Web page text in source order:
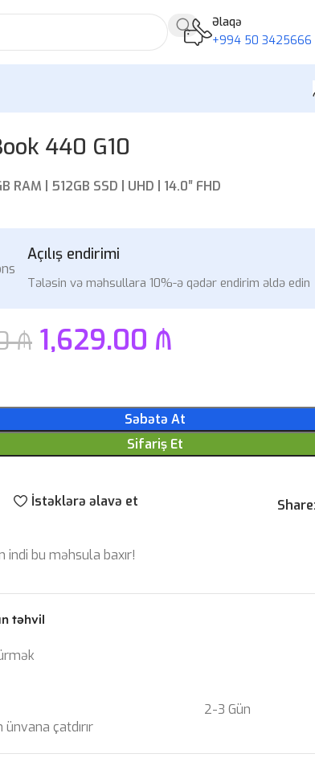
Əlaqə
+994 50 3425666
440 G10
RAM | 512GB SSD | UHD | 14.0″ FHD
Açılış endirimi
Tələsin və məhsullara 10%-ə qədər endirim əldə edin
₼ 1,629.00 ₼
Səbətə At
Sifariş Et
İstəklərə əlavə et Share:
indi bu məhsula baxır!
təhvil
çatdırır
2-3 Gün